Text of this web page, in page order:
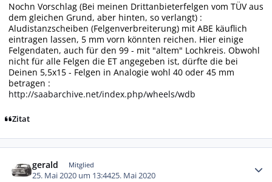
Nochn Vorschlag (Bei meinen Drittanbieterfelgen vom TÜV aus
dem gleichen Grund, aber hinten, so verlangt) :
Aludistanzscheiben (Felgenverbreiterung) mit ABE käuflich
eintragen lassen, 5 mm vorn könnten reichen. Hier einige
Felgendaten, auch für den 99 - mit "altem" Lochkreis. Obwohl
nicht für alle Felgen die ET angegeben ist, dürfte die bei
Deinen 5,5x15 - Felgen in Analogie wohl 40 oder 45 mm
betragen :
http://saabarchive.net/index.php/wheels/wdb
Zitat
gerald Mitglied
25. Mai 2020 um 13:4425. Mai 2020